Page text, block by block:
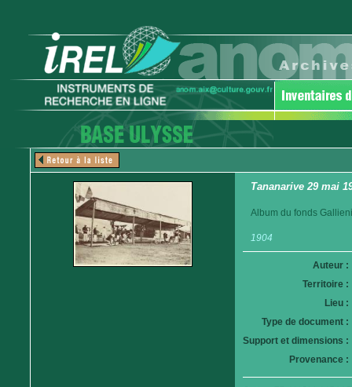
Tananarive 29 mai
Album du fonds
1904
Auteur :
Territoire :
Lieu :
Type de document :
Support et dimensions :
Provenance :